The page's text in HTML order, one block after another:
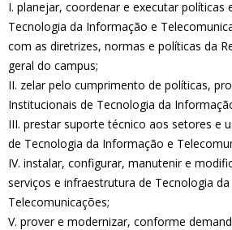
I. planejar, coordenar e executar políticas
Tecnologia da Informação e
com as diretrizes, normas e políticas da
geral do campus;
II. zelar pelo cumprimento de políticas,
Institucionais de Tecnologia da
III. prestar suporte técnico aos setores e
de Tecnologia da Informação e
IV. instalar, configurar, manutenir e
serviços e infraestrutura de Tecnologia
Telecomunicações;
V. prover e modernizar, conforme